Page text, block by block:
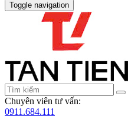
Toggle navigation
Chuyên viên tư vấn:
0911.684.111